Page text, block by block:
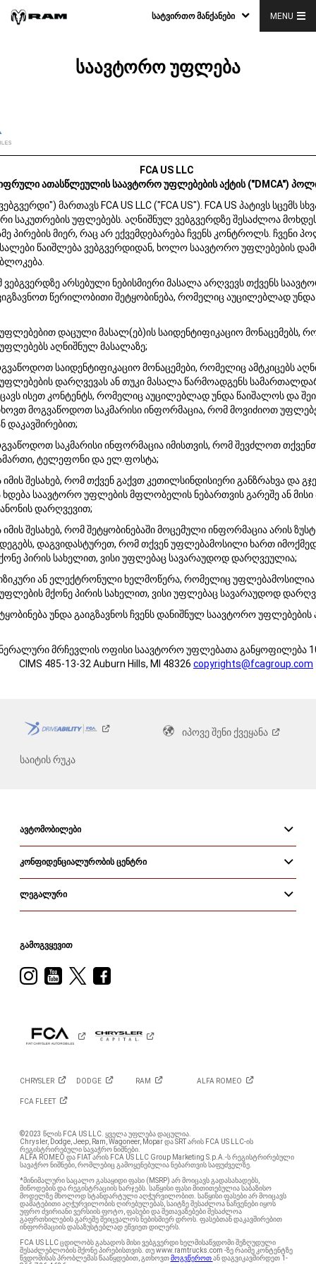
ᲡᲐᲢᲕᲘᲠᲗᲝ ᲛᲐᲜᲥᲐᲜᲔᲑᲘ MENU
საავტორო უფლება
FCA US LLC
ათასწლეულის საავტორო უფლებების აქტის ("DMCA")
მართავს FCA US LLC ("FCA US"). FCA US პატივს სცემს
საკუთრების უფლებებს. აღნიშნულ ვებგვერდზე შესაძლოა
პირების მიერ, რაც არ ექვემდებარება ჩვენს კონტროლს. ჩვენი
წაიშლება ვებგვერდიდან, ხოლო საავტორო უფლებების
არსებული ნებისმიერი მასალა არღვევს თქვენს
წერილობითი შეტყობინება, რომელიც აუცილებლად უნდა
დაცული მასალ(ებ)ის საიდენტიფიკაციო მონაცემებს,
აღნიშნულ მასალაზე;
საიდენტიფიკაციო მონაცემები, რომელიც ამტკიცებს
დარღვევას ან თუკი მასალა წარმოადგენს
ისეთ კონტენტს, რომელიც აუცილებლად უნდა წაიშალოს და
მოგვაწოდოთ საკმარისი ინფორმაცია, რომ მოვიძიოთ
დაკავშირებით;
საკმარისი ინფორმაცია იმისთვის, რომ შევძლოთ
ტელეფონი და ელ.ფოსტა;
იმის შესახებ, რომ თქვენ გაქვთ კეთილსინდისიერი განზრახვა და
ხდება საავტორო უფლების მფლობელის ნებართვის გარეშე ან მისი
დარღვევით;
იმის შესახებ, რომ შეტყობინებაში მოცემული ინფორმაცია არის
დაგვიდასტურეთ, რომ თქვენ უფლებამოსილი ხართ
პირის სახელით, ვისი უფლებაც სავარაუდოდ დარღვეულია;
ან ელექტრონული ხელმოწერა, რომელიც უფლებამოსილია
მქონე პირის სახელით, ვისი უფლებაც სავარაუდოდ
უნდა გაიგზავნოს ჩვენს დანიშნულ საავტორო უფლებების
მრჩევლის ოფისისაავტორო უფლებათა განყოფილება
CIMS 485-13-32 Auburn Hills, MI 48326 copyrights@fcagroup.com
იპოვე შენი ქვეყანა
საიტის რუკა
ᲐᲕᲢᲝᲛᲝᲑᲘᲚᲔᲑᲘ
ᲙᲝᲜᲤᲘᲓᲔᲜᲪᲘᲐᲚᲣᲠᲝᲑᲘᲡ ᲪᲔᲜᲢᲠᲘ
ᲚᲔᲒᲐᲚᲣᲠᲘ
ᲒᲐᲛᲝᲒᲕᲧᲔᲕᲘᲗ
Visit
Instagram
Visit
YouTube
Visit
Twitter
Visit
Facebook
CHRYSLER DODGE RAM ALFA ROMEO
FCA FLEET
©2023 წლის FCA US LLC. ყველა უფლება დაცულია.
Chrysler, Dodge, Jeep, Ram, Wagoneer, Mopar და SRT არის FCA US LLC-ის
რეგისტრირებული სავაჭრო ნიშნები.
ALFA ROMEO და FIAT არის FCA US LLC Group Marketing S.p.A.-ს რეგისტრირებული
სავაჭრო ნიშნები, რომლებიც გამოყენებულია ნებართვის საფუძველზე.
*მინიმალური საცალო გასაყიდი ფასი (MSRP) არ მოიცავს გადასახადებს,
მიწოდების და რეგისტრაციის ხარჯებს. საწყისი ფასი მითითებულია საბაზისო
მოდელზე მხოლოდ სტანდარტული აღჭურვილობით. საწყისი ფასები არ მოიცავს
დამატებითი აღჭურვილობის ღირებულებას, საიტზე შესაძლოა ნაჩვენები იყოს
უფრო ძვირიანი ვერსიის ფოტო, ფასები და შეთავაზებები შესაძლოა
გაფრთხილების გარეშე შეიცვალოს ნებისმიერ დროს. ფასებთან დაკავშირებით
ინფორმაციის დასაზუსტებლად ეწვიეთ დილერს.
FCA US LLC ცდილობს გახადოს მისი ვებგვერდი ხელმისაწვდომი შეზღუდული
შესაძლებლობის მქონე პირებისთვის. თუ www.ramtrucks.com -ზე რაიმე კონტენტზე
წვდომისას პრობლემას წააწყდებით, გთხოვთმოგვწეროთან დაგვიკავშირდეთ 1-